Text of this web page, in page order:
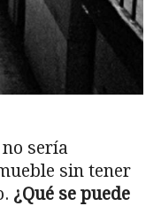
sería
sin tener
¿Qué se puede